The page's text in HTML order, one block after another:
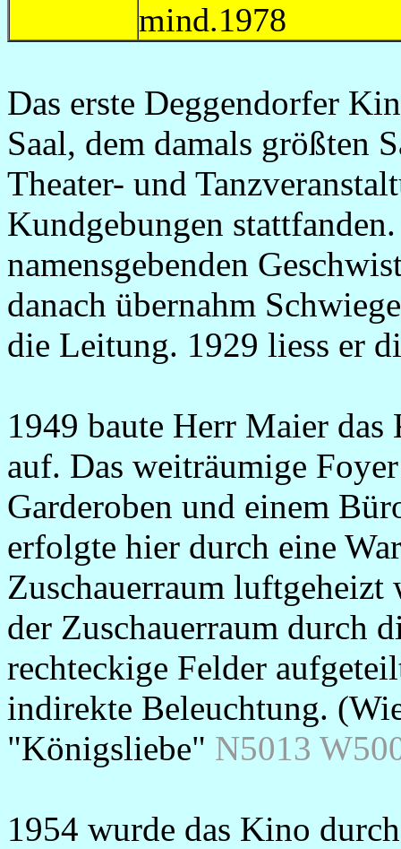
mind.1978
Das erste Deggendorfer
Saal, dem damals größten
Theater- und
Kundgebungen
namensgebenden
danach übernahm
die Leitung. 1929 liess er
1949 baute Herr Maier das
auf. Das weiträumige
Garderoben und einem
erfolgte hier durch eine
Zuschauerraum luftgeheizt
der Zuschauerraum durch
rechteckige Felder
indirekte Beleuchtung.
"Königsliebe" N5013
1954 wurde das Kino